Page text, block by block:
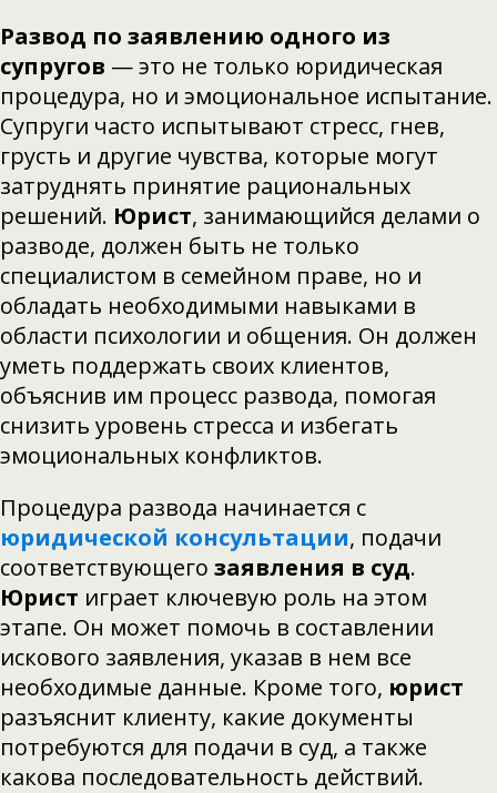
Развод по заявлению одного из
супругов — это не только юридическая
процедура, но и эмоциональное испытание.
Супруги часто испытывают стресс, гнев,
грусть и другие чувства, которые могут
затруднять принятие рациональных
решений. Юрист, занимающийся делами о
разводе, должен быть не только
специалистом в семейном праве, но и
обладать необходимыми навыками в
области психологии и общения. Он должен
уметь поддержать своих клиентов,
объяснив им процесс развода, помогая
снизить уровень стресса и избегать
эмоциональных конфликтов.
Процедура развода начинается с
юридической консультации, подачи
соответствующего заявления в суд.
Юрист играет ключевую роль на этом
этапе. Он может помочь в составлении
искового заявления, указав в нем все
необходимые данные. Кроме того, юрист
разъяснит клиенту, какие документы
потребуются для подачи в суд, а также
какова последовательность действий.